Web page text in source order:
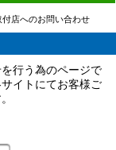
付店へのお問い合わせ
行う為のページで
イトにてお客様ご